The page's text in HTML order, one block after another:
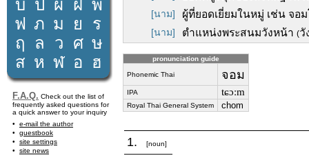
บ ป ผ ฝ พ
ฟ ภ ม ย
ร
ฤ
ล ว ศ ษ
ส ห ฬ อ ฮ
F.A.Q. Check out the list of
frequently asked questions for
a quick answer to your inquiry
e-mail the author
guestbook
site settings
site news
[นาม] ผู้ที่ยอดเยี่ยมในหมู่ เช่น จอม
[นาม] ตำแหน่งพระสนมวังหน้า (วั
pronunciation guide
Phonemic Thai จอม
IPA tɕɔːm
Royal Thai General System chom
1. [noun]